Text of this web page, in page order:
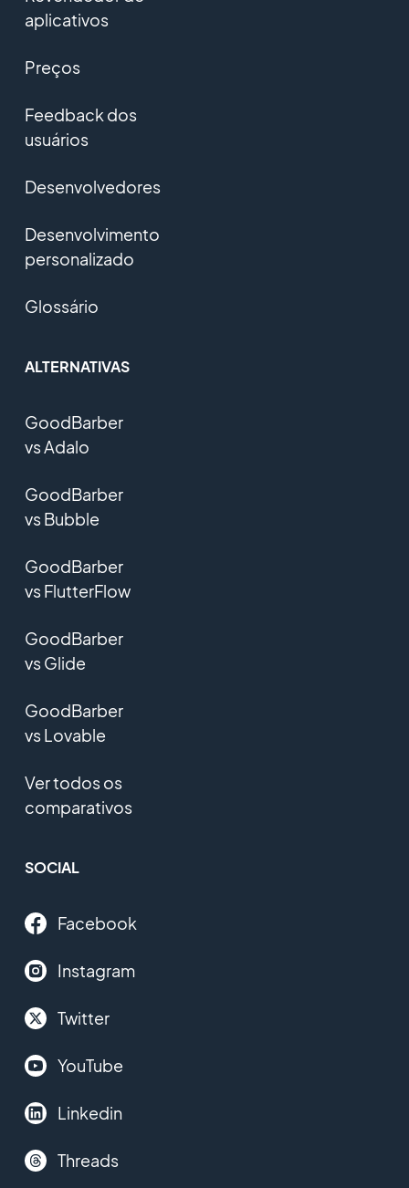
aplicativos
Preços
Feedback dos
usuários
Desenvolvedores
Desenvolvimento
personalizado
Glossário
ALTERNATIVAS
GoodBarber
vs Adalo
GoodBarber
vs Bubble
GoodBarber
vs FlutterFlow
GoodBarber
vs Glide
GoodBarber
vs Lovable
Ver todos os
comparativos
SOCIAL
Facebook
Instagram
Twitter
YouTube
Linkedin
Threads